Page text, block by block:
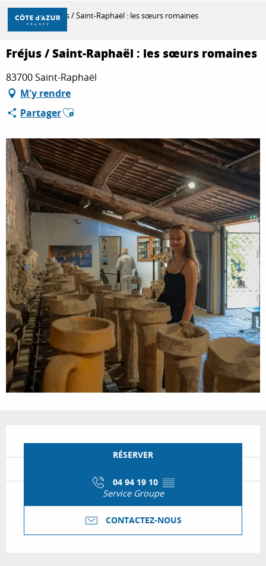
Aller
contenu
principal
DÉCOUVRIR
À FAIRE
SÉJOURNER
Accueil Fréjus / Saint-Raphaël : les sœurs romaines
Fréjus / Saint-Raphaël : les sœurs romaines
83700 Saint-Raphaël
M'y rendre
PartagerAjouter aux favoris
RÉSERVER
04 94 19 10 ▒▒
Service Groupe
CONTACTEZ-NOUS